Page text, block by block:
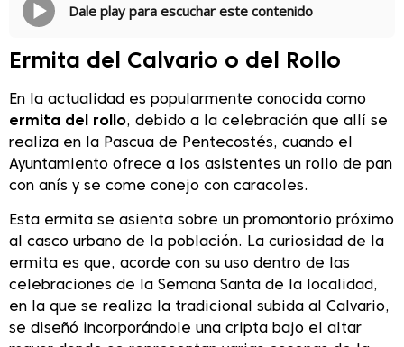
Dale play para escuchar este contenido
Ermita del Calvario o del Rollo
En la actualidad es popularmente conocida como
ermita del rollo, debido a la celebración que allí se
realiza en la Pascua de Pentecostés, cuando el
Ayuntamiento ofrece a los asistentes un rollo de pan
con anís y se come conejo con caracoles.
Esta ermita se asienta sobre un promontorio próximo
al casco urbano de la población. La curiosidad de la
ermita es que, acorde con su uso dentro de las
celebraciones de la Semana Santa de la localidad,
en la que se realiza la tradicional subida al Calvario,
se diseñó incorporándole una cripta bajo el altar